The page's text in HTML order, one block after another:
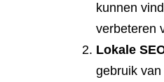
kunnen
verbeteren
Lokale
gebruik